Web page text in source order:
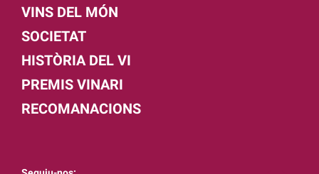
VINS DEL MÓN
SOCIETAT
HISTÒRIA DEL VI
PREMIS VINARI
RECOMANACIONS